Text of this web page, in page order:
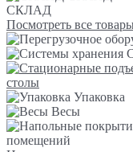
СКЛАД
Посмотреть все
столы
Упаковка
Весы